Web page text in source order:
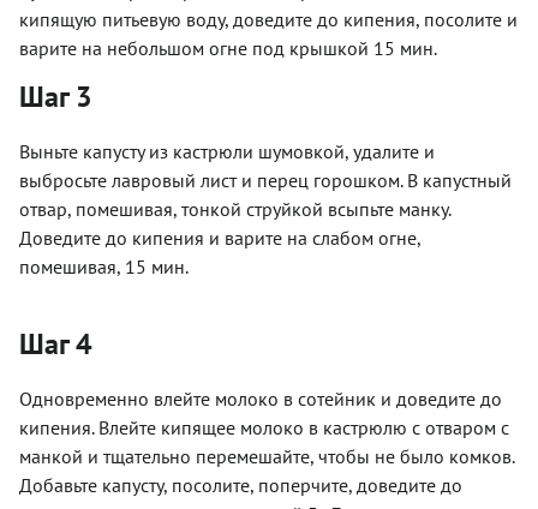
кипящую питьевую воду, доведите до кипения, посолите и
варите на небольшом огне под крышкой 15 мин.
Шаг 3
Выньте капусту из кастрюли шумовкой, удалите и
выбросьте лавровый лист и перец горошком. В капустный
отвар, помешивая, тонкой струйкой всыпьте манку.
Доведите до кипения и варите на слабом огне,
помешивая, 15 мин.
Шаг 4
Одновременно влейте молоко в сотейник и доведите до
кипения. Влейте кипящее молоко в кастрюлю с отваром с
манкой и тщательно перемешайте, чтобы не было комков.
Добавьте капусту, посолите, поперчите, доведите до